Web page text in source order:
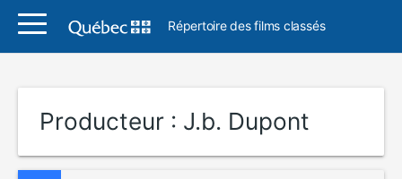
Répertoire des films classés
Producteur : J.b. Dupont